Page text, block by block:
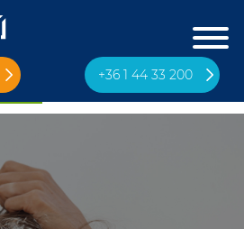
+36 1 44 33 200